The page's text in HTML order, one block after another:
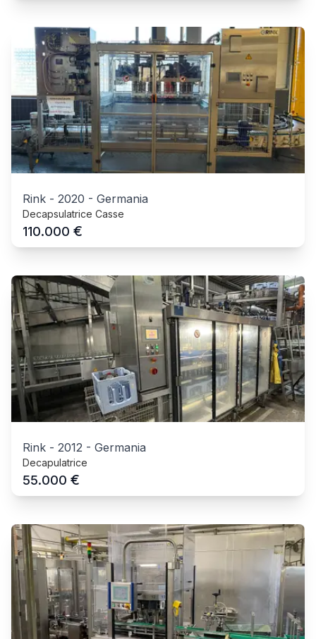
Rink - 2020 - Germania
Decapsulatrice Casse
110.000 €
Rink - 2012 - Germania
Decapulatrice
55.000 €